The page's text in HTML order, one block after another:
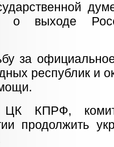
о выходе
за
республик и
ЦК КПРФ,
продолжить